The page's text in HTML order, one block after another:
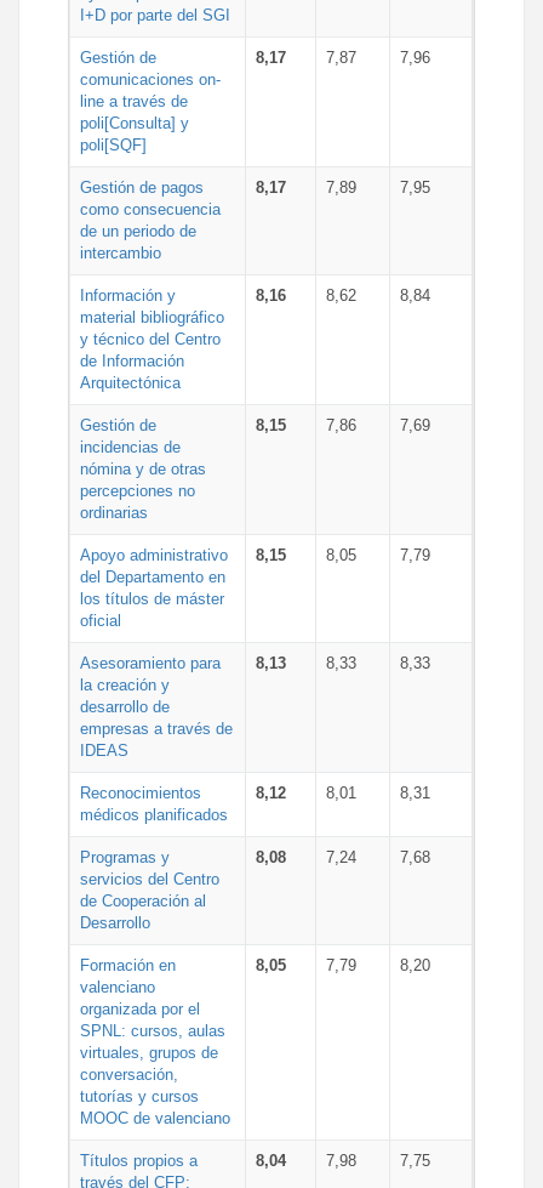
I+D por parte del SGI
Gestión de
comunicaciones on-
line a través de
poli[Consulta] y
poli[SQF]
8,17 7,87 7,96
Gestión de pagos
como consecuencia
de un periodo de
intercambio
8,17 7,89 7,95
Información y
material bibliográfico
y técnico del Centro
de Información
Arquitectónica
8,16 8,62 8,84
Gestión de
incidencias de
nómina y de otras
percepciones no
ordinarias
8,15 7,86 7,69
Apoyo administrativo
del Departamento en
los títulos de máster
oficial
8,15 8,05 7,79
Asesoramiento para
la creación y
desarrollo de
empresas a través de
IDEAS
8,13 8,33 8,33
Reconocimientos
médicos planificados
8,12 8,01 8,31
Programas y
servicios del Centro
de Cooperación al
Desarrollo
8,08 7,24 7,68
Formación en
valenciano
organizada por el
SPNL: cursos, aulas
virtuales, grupos de
conversación,
tutorías y cursos
MOOC de valenciano
8,05 7,79 8,20
Títulos propios a
través del CFP:
8,04 7,98 7,75